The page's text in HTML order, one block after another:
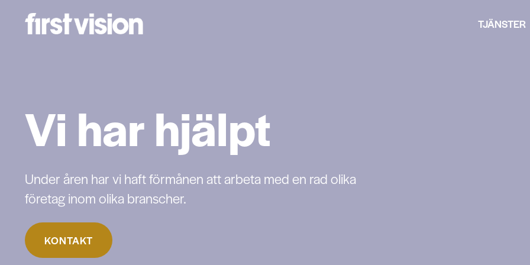
TJÄNSTER
Vi har hjälpt
Under åren har vi haft förmånen att arbeta med en rad olika
företag inom olika branscher.
KONTAKT